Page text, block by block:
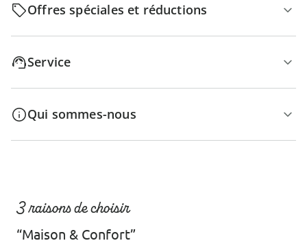
Offres spéciales et réductions
Service
Qui sommes-nous
3 raisons de choisir
“Maison & Confort”